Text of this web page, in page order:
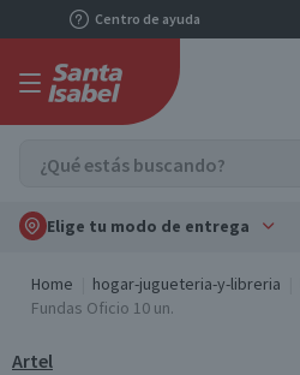
Centro de ayuda
Elige tu modo de entrega
Home hogar-jugueteria-y-libreria
Fundas Oficio 10 un.
Artel